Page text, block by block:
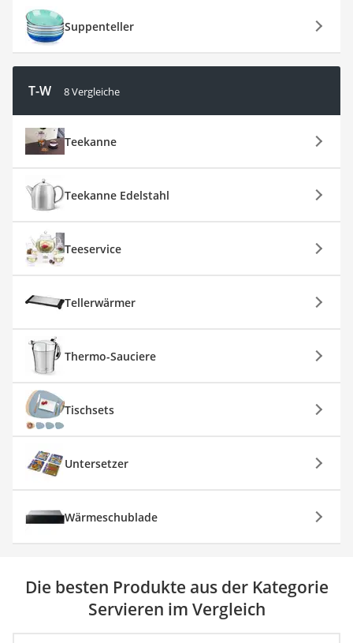
Suppenteller
T-W 8 Vergleiche
Teekanne
Teekanne Edelstahl
Teeservice
Tellerwärmer
Thermo-Sauciere
Tischsets
Untersetzer
Wärmeschublade
Die besten Produkte aus der Kategorie
Servieren im Vergleich